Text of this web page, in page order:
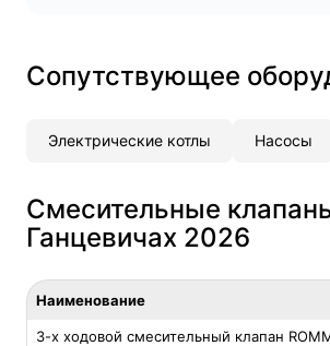
Сопутствующее
Электрические котлы Насосы
Смесительные
Ганцевичах 2026
Наименование
3-х ходовой смесительный клапан